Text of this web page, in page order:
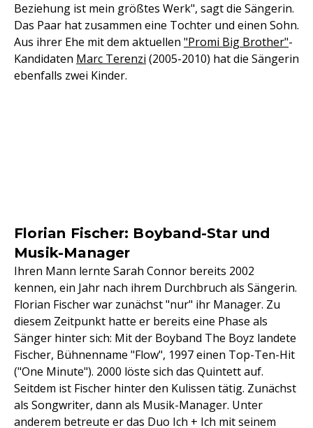
Beziehung ist mein größtes Werk", sagt die Sängerin.
Das Paar hat zusammen eine Tochter und einen Sohn.
Aus ihrer Ehe mit dem aktuellen "Promi Big Brother"-
Kandidaten Marc Terenzi (2005-2010) hat die Sängerin
ebenfalls zwei Kinder.
Florian Fischer: Boyband-Star und
Musik-Manager
Ihren Mann lernte Sarah Connor bereits 2002
kennen, ein Jahr nach ihrem Durchbruch als Sängerin.
Florian Fischer war zunächst "nur" ihr Manager. Zu
diesem Zeitpunkt hatte er bereits eine Phase als
Sänger hinter sich: Mit der Boyband The Boyz landete
Fischer, Bühnenname "Flow", 1997 einen Top-Ten-Hit
("One Minute"). 2000 löste sich das Quintett auf.
Seitdem ist Fischer hinter den Kulissen tätig. Zunächst
als Songwriter, dann als Musik-Manager. Unter
anderem betreute er das Duo Ich + Ich mit seinem